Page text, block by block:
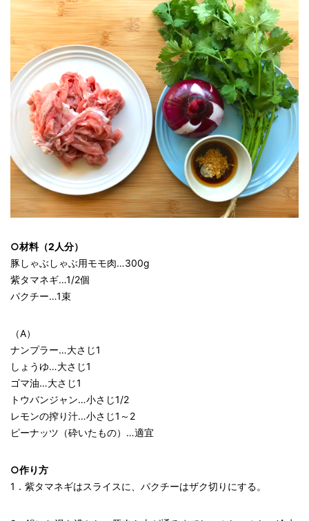
○材料（2人分）
豚しゃぶしゃぶ用モモ肉…300g
紫タマネギ…1/2個
パクチー…1束
（A）
ナンプラー…大さじ1
しょうゆ…大さじ1
ゴマ油…大さじ1
トウバンジャン…小さじ1/2
レモンの搾り汁…小さじ1～2
ピーナッツ（砕いたもの）…適宜
○作り方
1．紫タマネギはスライスに、パクチーはザク切りにする。